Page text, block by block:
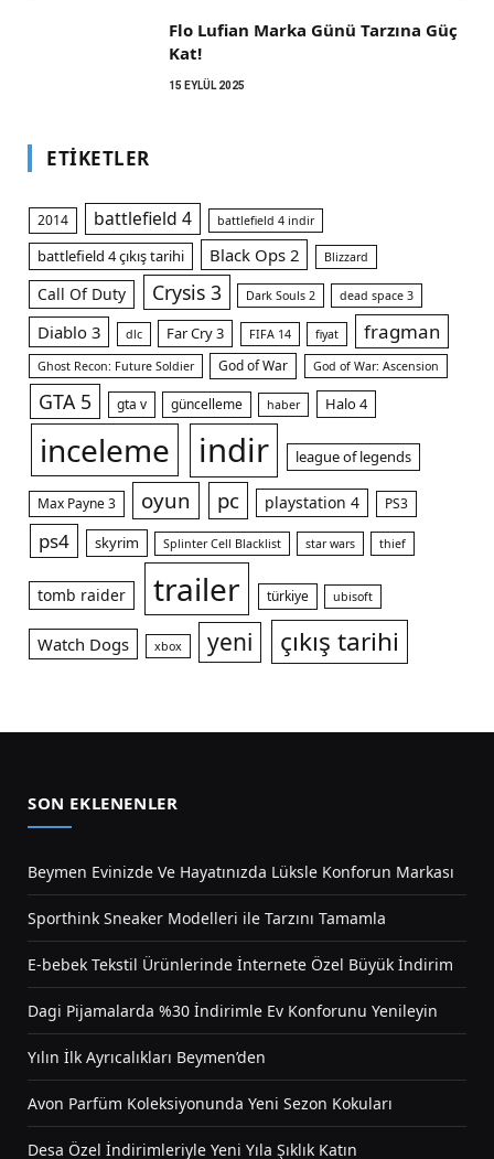
Flo Lufian Marka Günü Tarzına Güç
Kat!
15 EYLÜL 2025
ETIKETLER
2014 battlefield 4 battlefield 4 indir
battlefield 4 çıkış tarihi Black Ops 2 Blizzard
Call Of Duty Crysis 3 Dark Souls 2 dead space 3
Diablo 3 dlc Far Cry 3 FIFA 14 fiyat fragman
Ghost Recon: Future Soldier God of War God of War: Ascension
GTA 5 gta v güncelleme haber Halo 4
inceleme indir league of legends
Max Payne 3 oyun pc playstation 4 PS3
ps4 skyrim Splinter Cell Blacklist star wars thief
tomb raider trailer türkiye ubisoft
Watch Dogs xbox yeni çıkış tarihi
SON EKLENENLER
Beymen Evinizde Ve Hayatınızda Lüksle Konforun Markası
Sporthink Sneaker Modelleri ile Tarzını Tamamla
E-bebek Tekstil Ürünlerinde İnternete Özel Büyük İndirim
Dagi Pijamalarda %30 İndirimle Ev Konforunu Yenileyin
Yılın İlk Ayrıcalıkları Beymen’den
Avon Parfüm Koleksiyonunda Yeni Sezon Kokuları
Desa Özel İndirimleriyle Yeni Yıla Şıklık Katın